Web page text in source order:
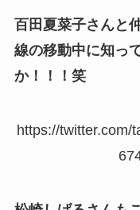
百田夏菜子さんと
線の移動中に知っ
か！！！笑
https://twitter.com/